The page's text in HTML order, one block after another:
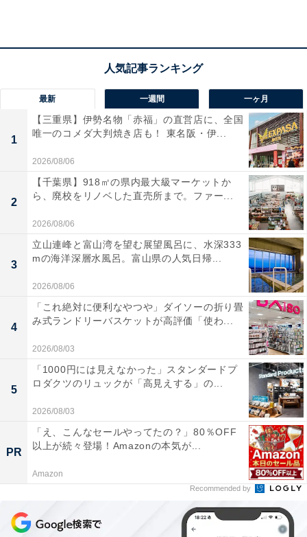
メントが融合した、南伊豆らしい非日常の滞在が満喫で
きます。
楽天トラベルの「クーポン祭」とは？
楽天トラベルでは、定期的に「クーポン祭」を開催。人
気の宿やホテルを対象に、宿泊予約で使えるお得な割引
クーポンを配布します。
クーポンは、国内宿泊や海外ツアー、レンタカーなど、
さまざまな旅行商品で利用可能。複数のクーポンを組み
合わせて、さらに割引率をアップできる場合もありま
す。賢く旅の計画を立てて、お得に旅行を楽しみましょ
最新 一週間 一ヶ月
1
【三重県】伊勢名物「赤福」の直営店に、全国
唯一のコメダ大判焼き店も！ 東名阪・伊...
2026/08/06
2
【千葉県】918㎡の県内最大級マーケットか
ら、廃校をリノベした直売所まで。ファー...
2026/08/06
3
立山連峰と富山湾を望む展望風呂に、水深333
mの海洋深層水風呂。富山県の人気日帰...
2026/08/06
4
「これ絶対に便利なやつや」ダイソーの折り畳
み式ランドリーバスケットが高評価「使わ...
2026/08/03
5
「1000円には見えなかった」スタンダードプ
ロダクツのリュックが「高見えする」の...
2026/08/03
PR
「え、こんなセールやってたの？」80％OFF
以上が続々登場！Amazonの本気が...
Amazon
Recommended by